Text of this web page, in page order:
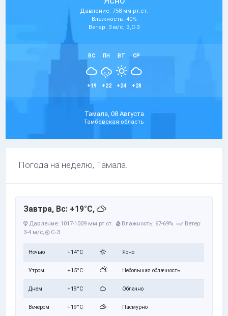
Давление: 758 мм рт.ст.
Влажность: 40%
Ветер: 3 м/с, З,С-З
ВС
+19
ПН
+22
ВТ
+24
СР
+28
Тамала, 08 Августа
Тамбовская область
Погода на неделю, Тамала.
Завтра, Вс: +19°C,
Давление: 1017-1009 мм рт.ст. Влажность: 67-69%
Ветер:
3-4 м/с, С-З
Ночью +14°C Ясно
Утром +15°C Небольшая облачность
Днем +19°C Облачно
Вечером +19°C Пасмурно